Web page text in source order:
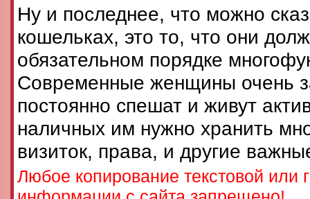
Ну и последнее, что можно
кошельках, это то, что они
обязательном порядке
Современные женщины очень
постоянно спешат и живут
наличных им нужно хранить
визиток, права, и другие
Любое копирование текстовой или